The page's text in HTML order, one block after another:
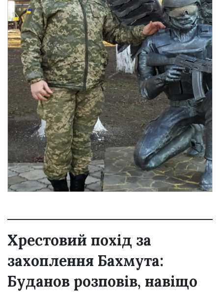
Хрестовий похід за
захоплення Бахмута:
Буданов розповів, навіщо